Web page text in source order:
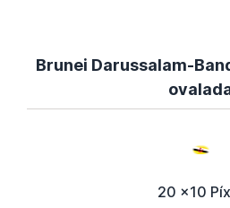
Brunei Darussalam-
20 x10